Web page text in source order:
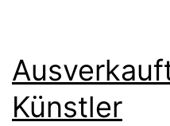
Künstler